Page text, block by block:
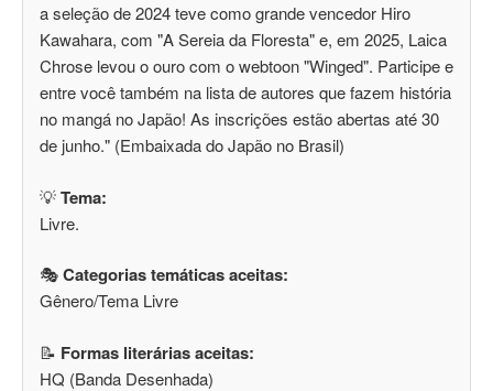
a seleção de 2024 teve como grande vencedor Hiro
Kawahara, com "A Sereia da Floresta" e, em 2025, Laica
Chrose levou o ouro com o webtoon "Winged". Participe e
entre você também na lista de autores que fazem história
no mangá no Japão! As inscrições estão abertas até 30
de junho." (Embaixada do Japão no Brasil)
💡Tema:
Livre.
🎭Categorias temáticas aceitas:
Gênero/Tema Livre
📝 Formas literárias aceitas:
HQ (Banda Desenhada)